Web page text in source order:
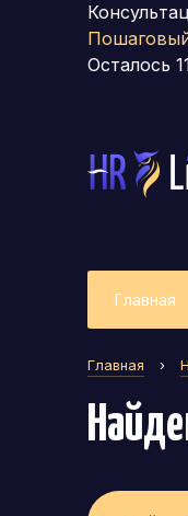
Осталось
Главная
Главная ›